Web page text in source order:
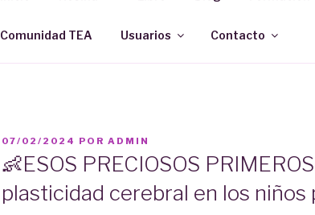
Comunidad TEA Usuarios Contacto
PUBLICADO
07/02/2024 POR ADMIN
👶ESOS PRECIOSOS
plasticidad cerebral en los niños